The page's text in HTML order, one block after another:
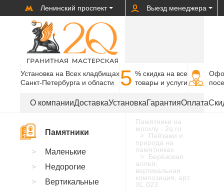
Ленинский проспект Выезд менеджера
Установка на Всех кладбищах
Санкт-Петербурга и области
5 % cкидка на все
товары и услуги
О компанииДоставкаУстановкаГарантияОплата
Памятники на
могилу - 2q.ru
Пейзажи и
природа на
памятниках
Берёзовая
аллея,
вертикальная
композиция, арт.
XL.023
Памятники
Маленькие
Недорогие
Вертикальные